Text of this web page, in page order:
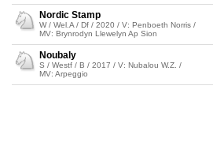
Nordic Stamp
W / Wel.A / Df / 2020 / V: Penboeth Norris /
MV: Brynrodyn Llewelyn Ap Sion
Noubaly
S / Westf / B / 2017 / V: Nubalou W.Z. /
MV: Arpeggio